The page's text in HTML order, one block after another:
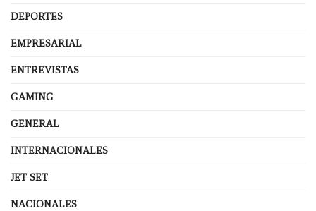
DEPORTES
EMPRESARIAL
ENTREVISTAS
GAMING
GENERAL
INTERNACIONALES
JET SET
NACIONALES